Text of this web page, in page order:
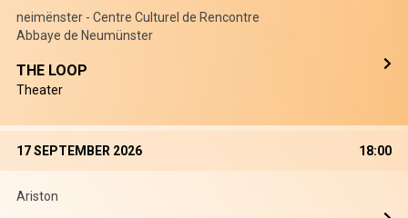
neimënster - Centre Culturel de Rencontre
Abbaye de Neumünster
THE LOOP
Theater
17 SEPTEMBER 2026 18:00
Ariston